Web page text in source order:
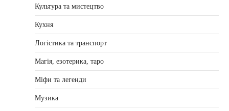
Культура та мистецтво
Кухня
Логістика та транспорт
Магія, езотерика, таро
Міфи та легенди
Музика